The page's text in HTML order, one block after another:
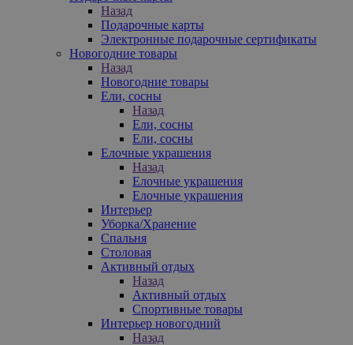
Назад
Подарочные карты
Электронные подарочные сертификаты
Новогодние товары
Назад
Новогодние товары
Ели, сосны
Назад
Ели, сосны
Ели, сосны
Елочные украшения
Назад
Елочные украшения
Елочные украшения
Интерьер
Уборка/Хранение
Спальня
Столовая
Активный отдых
Назад
Активный отдых
Спортивные товары
Интерьер новогодний
Назад